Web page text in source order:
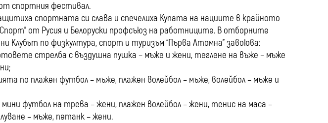
спортния фестивал.
спортната си слава и спечелиха Купата на нациите в крайното
от Русия и Белоруски профсъюз на работниците. В отборните
Клубът по физкултура, спорт и туризъм “Първа Атомна” завоюва:
стрелба с въздушна пушка – мъже и жени, теглене на въже – мъже
по плажен футбол – мъже, плажен волейбол – мъже, волейбол – мъже и
футбол на трева – жени, плажен волейбол – жени, тенис на маса –
– мъже, петанк – жени.